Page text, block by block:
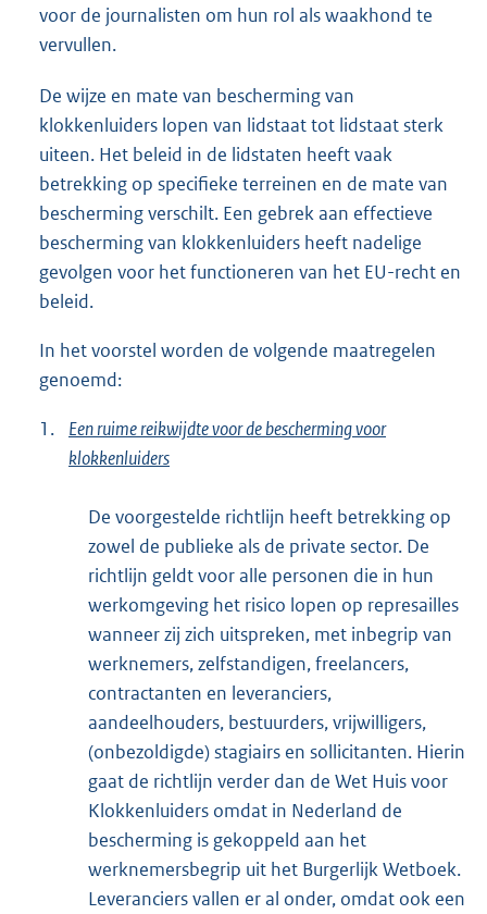
voor de journalisten om hun rol als waakhond te
vervullen.
De wijze en mate van bescherming van
klokkenluiders lopen van lidstaat tot lidstaat sterk
uiteen. Het beleid in de lidstaten heeft vaak
betrekking op specifieke terreinen en de mate van
bescherming verschilt. Een gebrek aan effectieve
bescherming van klokkenluiders heeft nadelige
gevolgen voor het functioneren van het EU-recht en
beleid.
In het voorstel worden de volgende maatregelen
genoemd:
1.
Een ruime reikwijdte voor de bescherming voor
klokkenluiders
De voorgestelde richtlijn heeft betrekking op
zowel de publieke als de private sector. De
richtlijn geldt voor alle personen die in hun
werkomgeving het risico lopen op represailles
wanneer zij zich uitspreken, met inbegrip van
werknemers, zelfstandigen, freelancers,
contractanten en leveranciers,
aandeelhouders, bestuurders, vrijwilligers,
(onbezoldigde) stagiairs en sollicitanten. Hierin
gaat de richtlijn verder dan de Wet Huis voor
Klokkenluiders omdat in Nederland de
bescherming is gekoppeld aan het
werknemersbegrip uit het Burgerlijk Wetboek.
Leveranciers vallen er al onder, omdat ook een